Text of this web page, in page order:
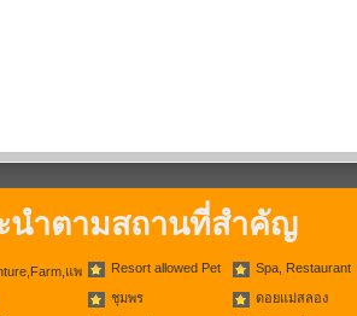
นำตามสถานที่สำคัญ
แพ Resort allowed Pet Spa, Restaurant
ชุมพร
ดอยแม่สลอง